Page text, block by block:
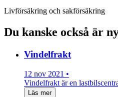
Livförsäkring och sakförsäkring
Du kanske också är
Vindelfrakt
12 nov 2021 •
Vindelfrakt är en
Läs mer